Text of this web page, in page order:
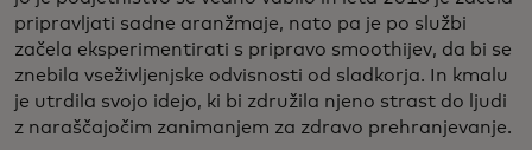
pripravljati sadne aranžmaje, nato pa je po službi
začela eksperimentirati s pripravo smoothijev, da bi se
znebila vseživljenjske odvisnosti od sladkorja. In kmalu
je utrdila svojo idejo, ki bi združila njeno strast do ljudi
z naraščajočim zanimanjem za zdravo prehranjevanje.